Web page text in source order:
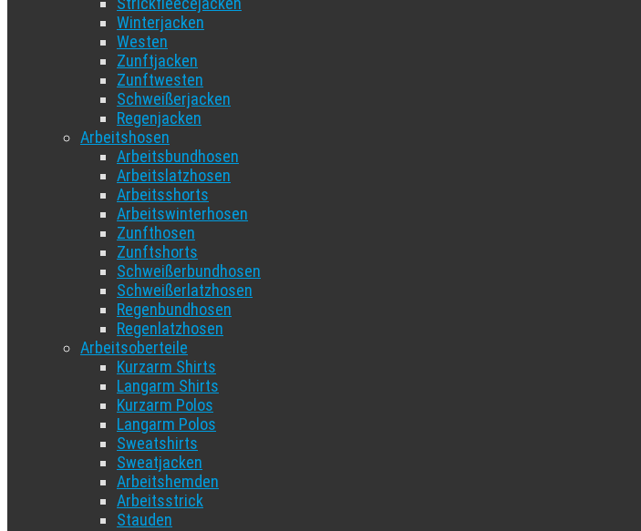
Winterjacken
Westen
Zunftjacken
Zunftwesten
Schweißerjacken
Regenjacken
Arbeitshosen
Arbeitsbundhosen
Arbeitslatzhosen
Arbeitsshorts
Arbeitswinterhosen
Zunfthosen
Zunftshorts
Schweißerbundhosen
Schweißerlatzhosen
Regenbundhosen
Regenlatzhosen
Arbeitsoberteile
Kurzarm Shirts
Langarm Shirts
Kurzarm Polos
Langarm Polos
Sweatshirts
Sweatjacken
Arbeitshemden
Arbeitsstrick
Stauden